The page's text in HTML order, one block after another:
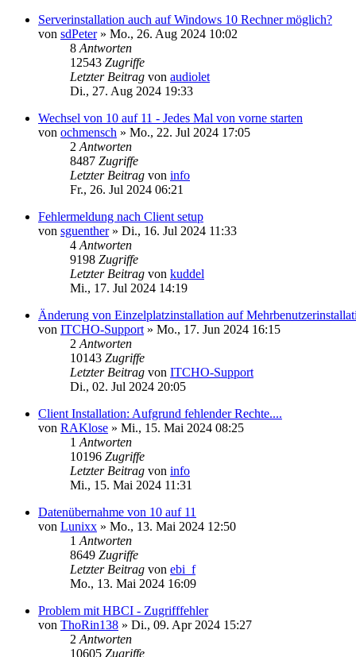
Serverinstallation auch auf Windows 10 Rechner möglich?
von sdPeter» Mo., 26. Aug 2024 10:02
8 Antworten
12543 Zugriffe
Letzter Beitrag von audiolet
Di., 27. Aug 2024 19:33
Wechsel von 10 auf 11 - Jedes Mal von vorne starten
von ochmensch » Mo., 22. Jul 2024 17:05
2 Antworten
8487 Zugriffe
Letzter Beitrag von info
Fr., 26. Jul 2024 06:21
Fehlermeldung nach Client setup
von sguenther» Di., 16. Jul 2024 11:33
4 Antworten
9198 Zugriffe
Letzter Beitrag von kuddel
Mi., 17. Jul 2024 14:19
Änderung von Einzelplatzinstallation auf
von ITCHO-Support » Mo., 17. Jun 2024 16:15
2 Antworten
10143 Zugriffe
Letzter Beitrag von ITCHO-Support
Di., 02. Jul 2024 20:05
Client Installation: Aufgrund fehlender Rechte....
von RAKlose » Mi., 15. Mai 2024 08:25
1 Antworten
10196 Zugriffe
Letzter Beitrag von info
Mi., 15. Mai 2024 11:31
Datenübernahme von 10 auf 11
von Lunixx » Mo., 13. Mai 2024 12:50
1 Antworten
8649 Zugriffe
Letzter Beitrag von ebi_f
Mo., 13. Mai 2024 16:09
Problem mit HBCI - Zugrifffehler
von ThoRin138 » Di., 09. Apr 2024 15:27
2 Antworten
10605 Zugriffe